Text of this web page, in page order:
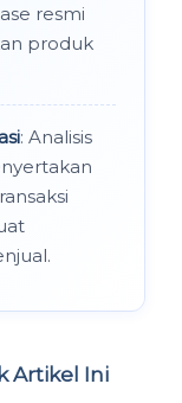
resmi
produk
: Analisis
Artikel Ini